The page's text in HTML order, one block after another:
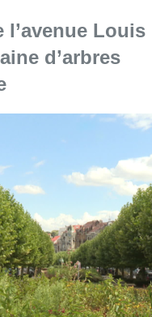
l’avenue Louis
d’arbres